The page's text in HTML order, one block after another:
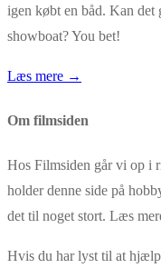
igen købt en båd. Kan det
showboat? You bet!
Læs mere →
Om filmsiden
Hos Filmsiden går vi op i
holder denne side på
det til noget stort. Læs
Hvis du har lyst til at